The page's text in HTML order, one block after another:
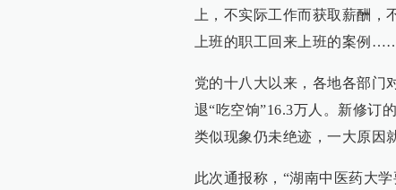
上，不实际工作而获取薪酬
上班的职工回来上班的案例
党的十八大以来，各地各部门
退“吃空饷”16.3万人。新修订
类似现象仍未绝迹，一大原因
此次通报称，“湖南中医药大